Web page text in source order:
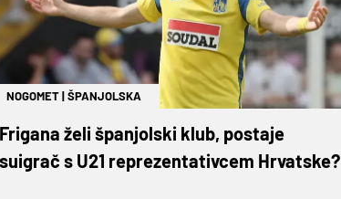
NOGOMET|ŠPANJOLSKA
Frigana želi španjolski klub, postaje
suigrač s U21 reprezentativcem Hrvatske?